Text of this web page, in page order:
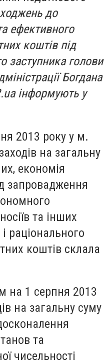
до
ефективного
коштів під
заступника голови
Богдана
інформують у
2013 року у м.
на загальну
економія
запровадження
та інших
раціонального
коштів склала
на 1 серпня 2013
на загальну суму
та
чисельності